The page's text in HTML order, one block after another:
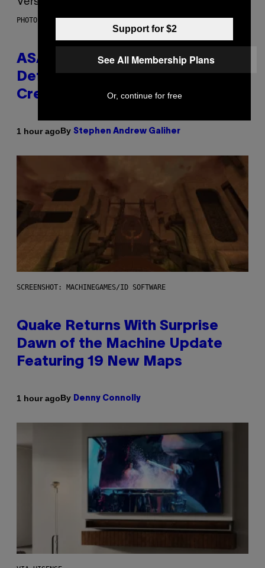
PHOTO BY MONICA SCHIPPER/GETTY IMAGES
ASAP Rocky Seemingly Gives
Definitive Answer on Tyler, The
Creator’s Sexuality
1 hour agoBy Stephen Andrew Galiher
SCREENSHOT: MACHINEGAMES/ID SOFTWARE
Quake Returns With Surprise
Dawn of the Machine Update
Featuring 19 New Maps
1 hour agoBy Denny Connolly
Support for $2
See All Membership Plans
Or, continue for free